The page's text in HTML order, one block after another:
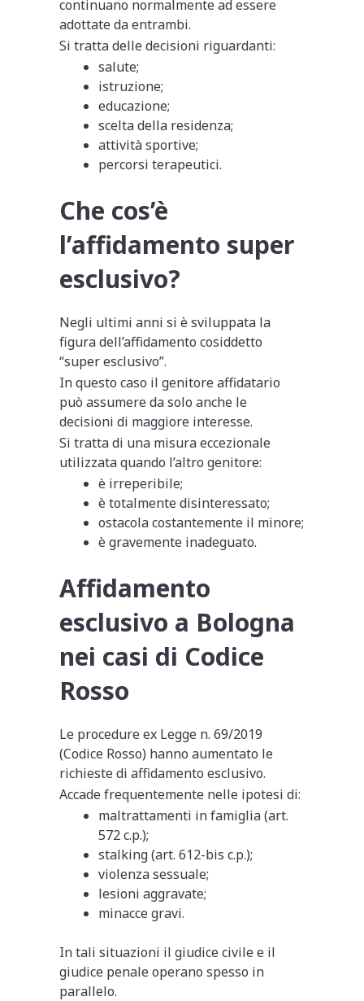
continuano normalmente ad essere
adottate da entrambi.
Si tratta delle decisioni riguardanti:
salute;
istruzione;
educazione;
scelta della residenza;
attività sportive;
percorsi terapeutici.
Che cos’è
l’affidamento super
esclusivo?
Negli ultimi anni si è sviluppata la
figura dell’affidamento cosiddetto
“super esclusivo”.
In questo caso il genitore affidatario
può assumere da solo anche le
decisioni di maggiore interesse.
Si tratta di una misura eccezionale
utilizzata quando l’altro genitore:
è irreperibile;
è totalmente disinteressato;
ostacola costantemente il minore;
è gravemente inadeguato.
Affidamento
esclusivo a Bologna
nei casi di Codice
Rosso
Le procedure ex Legge n. 69/2019
(Codice Rosso) hanno aumentato le
richieste di affidamento esclusivo.
Accade frequentemente nelle ipotesi di:
maltrattamenti in famiglia (art.
572 c.p.);
stalking (art. 612-bis c.p.);
violenza sessuale;
lesioni aggravate;
minacce gravi.
In tali situazioni il giudice civile e il
giudice penale operano spesso in
parallelo.